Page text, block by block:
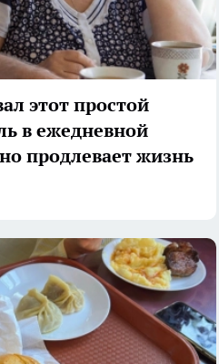
этот простой
в ежедневной
продлевает жизнь